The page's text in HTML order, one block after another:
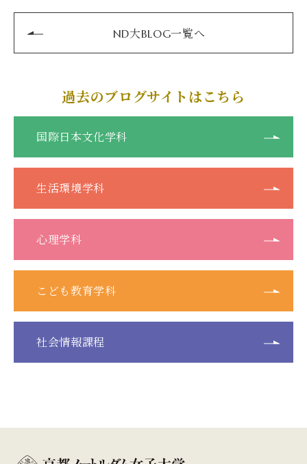
ND大BLOG一覧へ
過去のブログサイトはこちら
国際日本文化学科
生活環境学科
心理学科
こども教育学科
社会情報課程